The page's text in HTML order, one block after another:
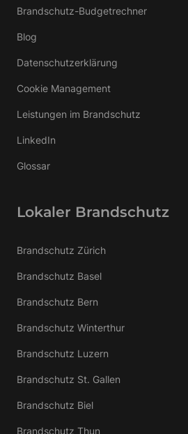
Brandschutz-Budgetrechner
Blog
Datenschutzerklärung
Cookie Management
Leistungen im Brandschutz
LinkedIn
Glossar
Lokaler Brandschutz
Brandschutz Zürich
Brandschutz Basel
Brandschutz Bern
Brandschutz Winterthur
Brandschutz Luzern
Brandschutz St. Gallen
Brandschutz Biel
Brandschutz Thun